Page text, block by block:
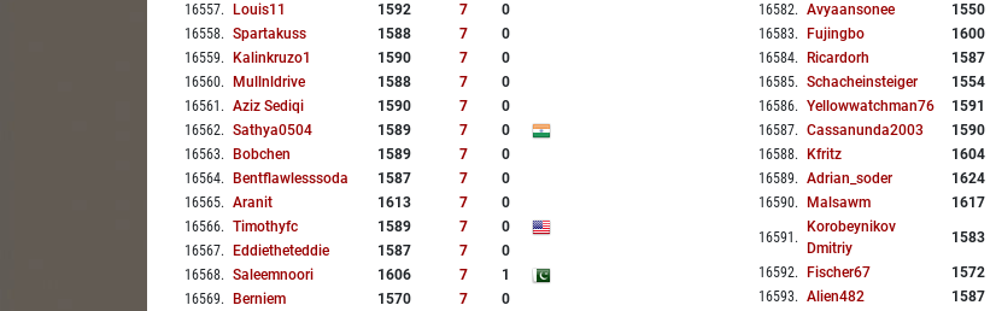
16557. Louis11 1592 7
0
16558. Spartakuss 1588 7
0
16559. Kalinkruzo1 1590 7
0
16560. Mullnldrive 1588 7
0
16561 . Aziz Sediqi 1590 7
0
16562. Sathya0504 1589 7
0
16563. Bobchen 1589 7
0
16564. Bentflawlesssoda 1587 7
0
16565. Aranit 1613 7
0
16566. Timothyfc 1589 7
0
16567. Eddietheteddie 1587 7
0
16568. Saleemnoori 1606 7
1
16569. Berniem 1570 7
0
16582. Avyaansonee 1550
16583. Fujingbo 1600
16584. Ricardorh 1587
16585. Schacheinsteiger 1554
16586. Yellowwatchman76 1591
16587. Cassanunda2003 1590
16588. Kfritz 1604
16589. Adrian_soder 1624
16590. Malsawm 1617
16591 .
Korobeynikov
Dmitriy
1583
16592. Fischer67 1572
16593. Alien482 1587